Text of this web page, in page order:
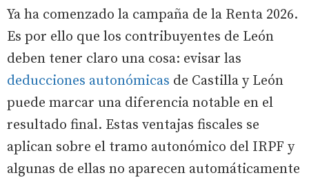
Ya ha comenzado la campaña de la Renta 2026.
Es por ello que los contribuyentes de León
deben tener claro una cosa: evisar las
deducciones autonómicas de Castilla y León
puede marcar una diferencia notable en el
resultado final. Estas ventajas fiscales se
aplican sobre el tramo autonómico del IRPF y
algunas de ellas no aparecen automáticamente